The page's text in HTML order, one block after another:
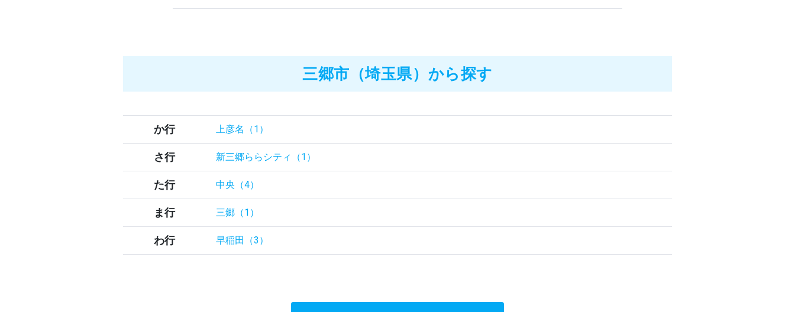
三郷市（埼玉県）から探す
か行 上彦名（1）
さ行 新三郷ららシティ（1）
た行 中央（4）
ま行 三郷（1）
わ行 早稲田（3）